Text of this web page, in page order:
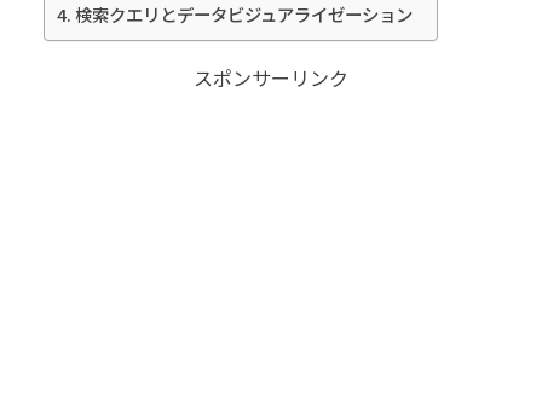
検索クエリとデータビジュアライゼーション
スポンサーリンク